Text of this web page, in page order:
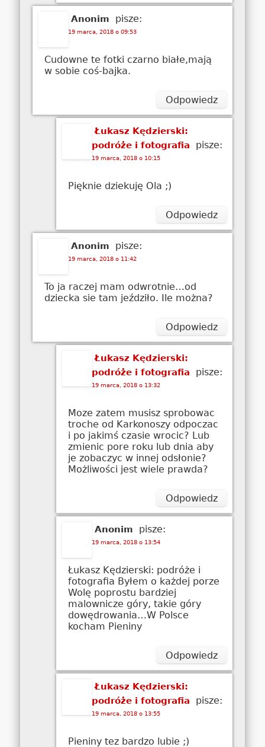
Anonim pisze:
19 marca, 2018 o 09:53
Cudowne te fotki czarno białe,mają
w sobie coś-bajka.
Odpowiedz
Łukasz Kędzierski:
podróże i fotografia
pisze:
19 marca, 2018 o 10:15
Pięknie dziekuję Ola ;)
Odpowiedz
Anonim pisze:
19 marca, 2018 o 11:42
To ja raczej mam odwrotnie…od
dziecka sie tam jeździło. Ile można?
Odpowiedz
Łukasz Kędzierski:
podróże i fotografia
pisze:
19 marca, 2018 o 13:32
Moze zatem musisz sprobowac
troche od Karkonoszy odpoczac
i po jakimś czasie wrocic? Lub
zmienic pore roku lub dnia aby
je zobaczyc w innej odsłonie?
Możliwości jest wiele prawda?
Odpowiedz
Anonim pisze:
19 marca, 2018 o 13:54
Łukasz Kędzierski: podróże i
fotografia Byłem o każdej porze
Wolę poprostu bardziej
malownicze góry, takie góry
dowędrowania…W Polsce
kocham Pieniny
Odpowiedz
Łukasz Kędzierski:
podróże i fotografia
pisze:
19 marca, 2018 o 13:55
Pieniny tez bardzo lubie ;)